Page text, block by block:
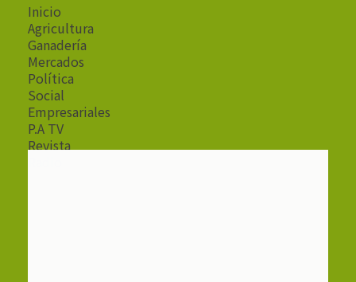
Inicio
Agricultura
Ganadería
Mercados
Política
Social
Empresariales
P.A TV
Revista